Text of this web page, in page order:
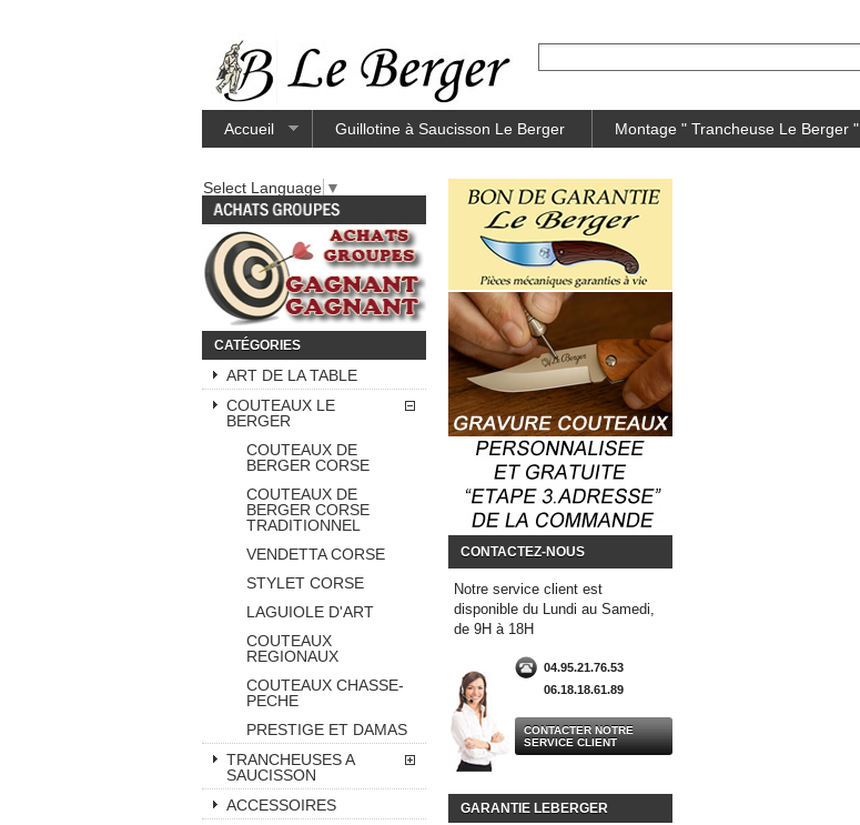
Accueil Guillotine à Saucisson Le Berger Montage " Trancheuse Le Berger "
Select Language ▼
CATÉGORIES
ART DE LA TABLE
COUTEAUX LE
BERGER
COUTEAUX DE
BERGER CORSE
COUTEAUX DE
BERGER CORSE
TRADITIONNEL
VENDETTA CORSE
STYLET CORSE
LAGUIOLE D'ART
COUTEAUX
REGIONAUX
COUTEAUX CHASSE-
PECHE
PRESTIGE ET DAMAS
TRANCHEUSES A
SAUCISSON
ACCESSOIRES
CONTACTEZ-NOUS
Notre service client est
disponible du Lundi au Samedi,
de 9H à 18H
04.95.21.76.53
06.18.18.61.89
CONTACTER NOTRE
SERVICE CLIENT
GARANTIE LEBERGER